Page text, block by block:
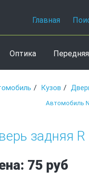
Главная
Оптика
Кузов
Автомобиль
задняя
75 руб